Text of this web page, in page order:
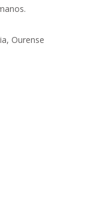
Ourense